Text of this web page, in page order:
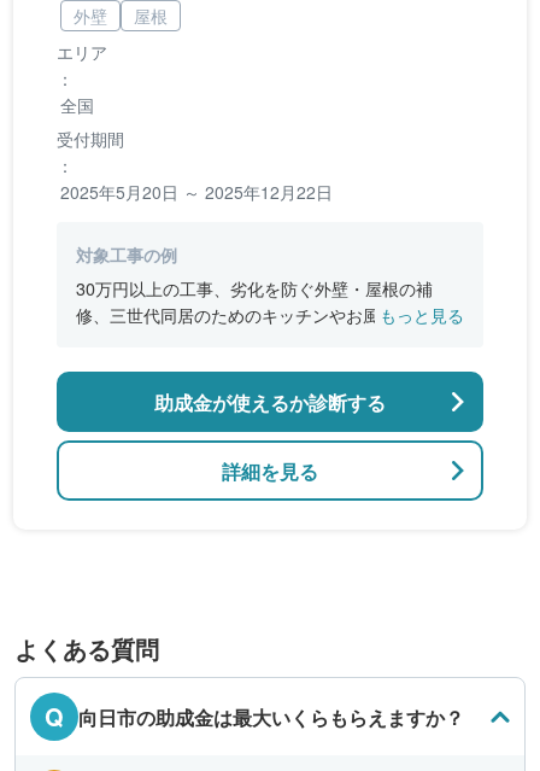
エリア
：
全国
受付期間
：
2025年5月20日 ～ 2025年12月22日
外壁
屋根
対象工事の例
30万円以上の工事、劣化を防ぐ外壁・屋根の補
修、三世代同居のためのキッチンやお風呂の増
もっと見る
詳細を見る
助成金が使えるか診断する
よくある質問
Q
向日市の助成金は最大いくらもらえますか？